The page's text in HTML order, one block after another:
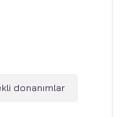
donanımlar